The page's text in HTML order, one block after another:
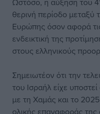
θερινή περίοδο μεταξύ
Ευρώπης όσον αφορά
ενδεικτική της
στους ελληνικούς
Σημειωτέον ότι την
του Ισραήλ είχε
με τη Χαμάς και το
ολικής επαναφοράς